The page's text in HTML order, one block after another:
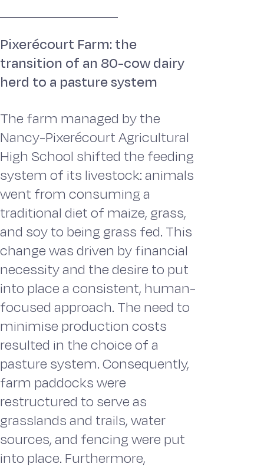
Pixerécourt Farm: the
transition of an 80-cow dairy
herd to a pasture system
The farm managed by the
Nancy-Pixerécourt Agricultural
High School shifted the feeding
system of its livestock: animals
went from consuming a
traditional diet of maize, grass,
and soy to being grass fed. This
change was driven by financial
necessity and the desire to put
into place a consistent, human-
focused approach. The need to
minimise production costs
resulted in the choice of a
pasture system. Consequently,
farm paddocks were
restructured to serve as
grasslands and trails, water
sources, and fencing were put
into place. Furthermore,